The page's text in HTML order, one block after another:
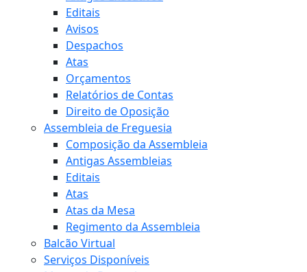
Editais
Avisos
Despachos
Atas
Orçamentos
Relatórios de Contas
Direito de Oposição
Assembleia de Freguesia
Composição da Assembleia
Antigas Assembleias
Editais
Atas
Atas da Mesa
Regimento da Assembleia
Balcão Virtual
Serviços Disponíveis